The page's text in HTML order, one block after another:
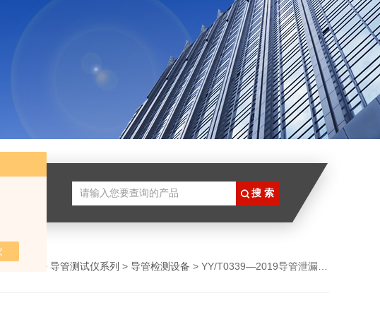
> 导管测试仪系列 > 导管检测设备 > YY/T0339—2019导管泄漏测试仪